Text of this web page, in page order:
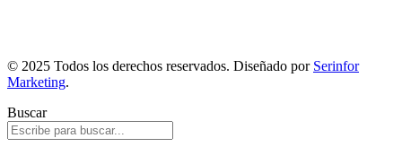
© 2025 Todos los derechos reservados. Diseñado por Serinfor
Marketing.
Buscar